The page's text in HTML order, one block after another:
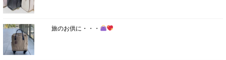
旅のお供に・・・